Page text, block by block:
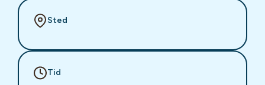
Sted
Tid